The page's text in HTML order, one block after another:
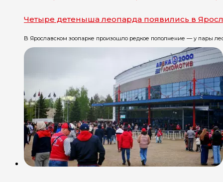
Четыре детеныша леопарда появились в
В Ярославском зоопарке произошло редкое пополнение — у пары